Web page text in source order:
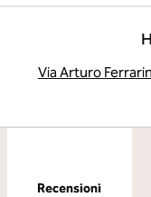
Via Arturo
Recensioni